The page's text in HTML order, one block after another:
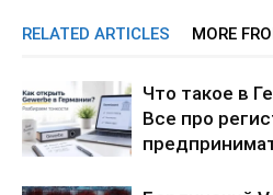
RELATED ARTICLES MORE
Что такое в
Все про